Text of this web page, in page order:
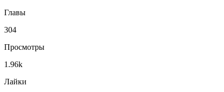
Главы
304
Просмотры
1.96k
Лайки